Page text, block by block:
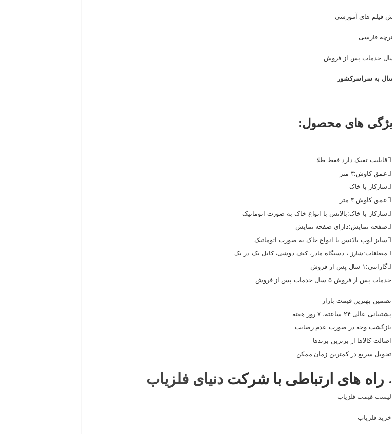
فیلم های آموزشی
فارسی
به سراسرکشور
های محصول:
قابلیت تفیک:دارد فقط طلا
عمق کاوش:۳ متر
سازکار با خاک
عمق کاوش:۳ متر
سازکار با خاک:بالانس با انواع خاک به صورت اتوماتیک
صفحه نمایش:دارای صفحه نمایش
سایز لوپ:بالانس با انواع خاک به صورت اتوماتیک
متعلقات:شارژ ، دستگاه مادر، کیف دوشی، کابل یک در یک
گارانتی: ۱ سال پس از فروش
خدمات پس از فروش:۵ سال خدمات پس از فروش
تضمین بهترین قیمت بازار
پشتیبانی عالی ۲۴ ساعته، ۷ روز هفته
بازگشت وجه در صورت عدم رضایت
اصالت کالاها از برترین برندها
تحویل سریع در کمترین زمان ممکن
راه های ارتباطی با شرکت دنیای فلزیاب
لیست قیمت فلزیاب
خرید فلزیاب